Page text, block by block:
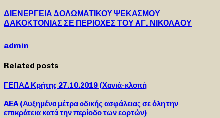
ΔΙΕΝΕΡΓΕΙΑ ΔΟΛΩΜΑΤΙΚΟΥ ΨΕΚΑΣΜΟΥ
ΔΑΚΟΚΤΟΝΙΑΣ ΣΕ ΠΕΡΙΟΧΕΣ ΤΟΥ ΑΓ. ΝΙΚΟΛΑΟΥ
admin
Related posts
ΓΕΠΑΔ Κρήτης 27.10.2019 (Χανιά-κλοπή
AEA (Αυξημένα μέτρα οδικής ασφάλειας σε όλη την
επικράτεια κατά την περίοδο των εορτών)